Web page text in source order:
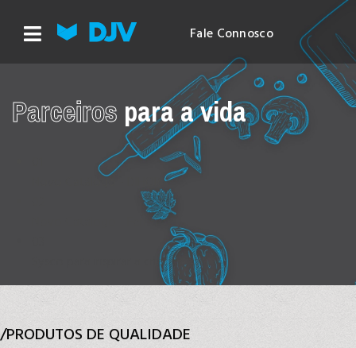
Fale Connosco
Parceiros para a vida
Novo Catálogo - DIHOR
Novo Catálogo - Ferrero
Sysco para inspirar a criatividade
/PRODUTOS DE QUALIDADE